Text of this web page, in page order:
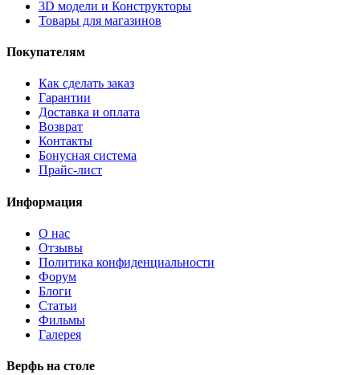
3D модели и Конструкторы
Товары для магазинов
Покупателям
Как сделать заказ
Гарантии
Доставка и оплата
Возврат
Контакты
Бонусная система
Прайс-лист
Информация
О нас
Отзывы
Политика конфиденциальности
Форум
Блоги
Статьи
Фильмы
Галерея
Верфь на столе